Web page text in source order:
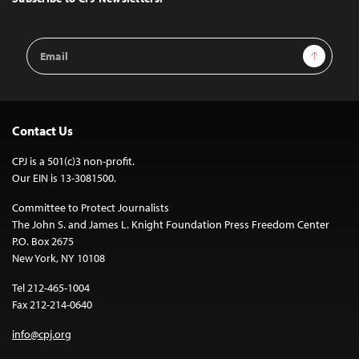
Email
Address
Sign Up
Contact Us
CPJ is a 501(c)3 non-profit.
Our EIN is 13-3081500.
Committee to Protect Journalists
The John S. and James L. Knight Foundation Press Freedom Center
P.O. Box 2675
New York, NY 10108
Tel 212-465-1004
Fax 212-214-0640
info@cpj.org